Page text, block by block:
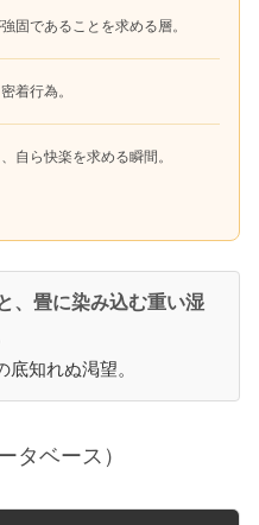
固であることを求める層。
着行為。
自ら快楽を求める瞬間。
、畳に染み込む重い湿
知れぬ渇望。
タベース）